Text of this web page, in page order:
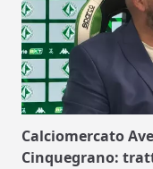
Calciomercato
Cinquegrano: